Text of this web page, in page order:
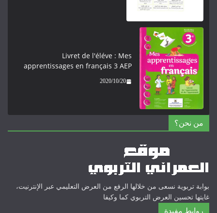
Livret de l'éléve : Mes
apprentissages en français 3 AEP
2020/10/20
من نحن؟
بوابة تربوية نسعى من خلالها الرفع من العرض التعليمي عبر الإنترنيت،
غايتها تحسين العرض التربوي كما وكيفا
روابط مفيدة